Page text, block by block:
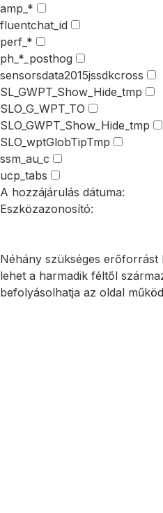
amp_*
fluentchat_id
perf_*
ph_*_posthog
sensorsdata2015jssdkcross
SL_GWPT_Show_Hide_tmp
SLO_G_WPT_TO
SLO_GWPT_Show_Hide_tmp
SLO_wptGlobTipTmp
ssm_au_c
ucp_tabs
A hozzájárulás dátuma:
Eszközazonosító:
Néhány szükséges
lehet a harmadik féltől
befolyásolhatja az oldal